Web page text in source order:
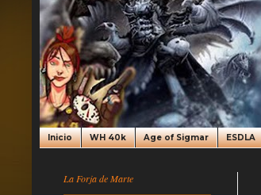
Inicio WH 40k Age of Sigmar ESDLA
La Forja de Marte